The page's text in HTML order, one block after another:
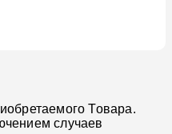
Товара.
случаев